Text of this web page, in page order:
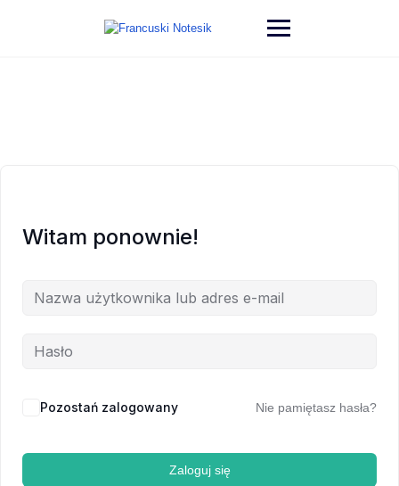
Witam ponownie!
Pozostań zalogowany Nie pamiętasz hasła?
Zaloguj się